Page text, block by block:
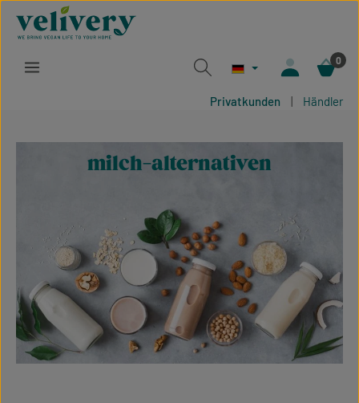
Zum Hauptinhalt springen
0
Privatkunden | Händler
milch-alternativen